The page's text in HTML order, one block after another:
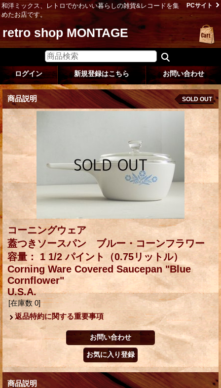
和洋ミックス、レトロでかわいい暮らしの雑貨&レコードを集
めたお店です。
PCサイト
retro shop MONTAGE
ログイン 新規登録はこちら お問い合わせ
商品説明 SOLD OUT
コーニングウェア
蓋つきソースパン ブルー・コーンフラワー
容量： 1 1/2 パイント（0.75リットル）
Corning Ware Covered Saucepan "Blue
Cornflower"
U.S.A.
[在庫数 0]
返品特約に関する重要事項
商品説明